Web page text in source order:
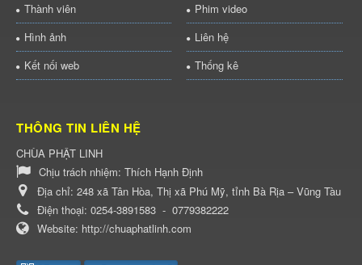
Thành viên
Phim video
Hình ảnh
Liên hệ
Kết nối web
Thống kê
THÔNG TIN LIÊN HỆ
CHÙA PHẬT LINH
Chịu trách nhiệm: Thích Hạnh Định
Địa chỉ: 248 xã Tân Hòa, Thị xã Phú Mỹ, tỉnh Bà Rịa – Vũng Tàu
Điện thoại: 0254-3891583 - 0779382222
Website: http://chuaphatlinh.com